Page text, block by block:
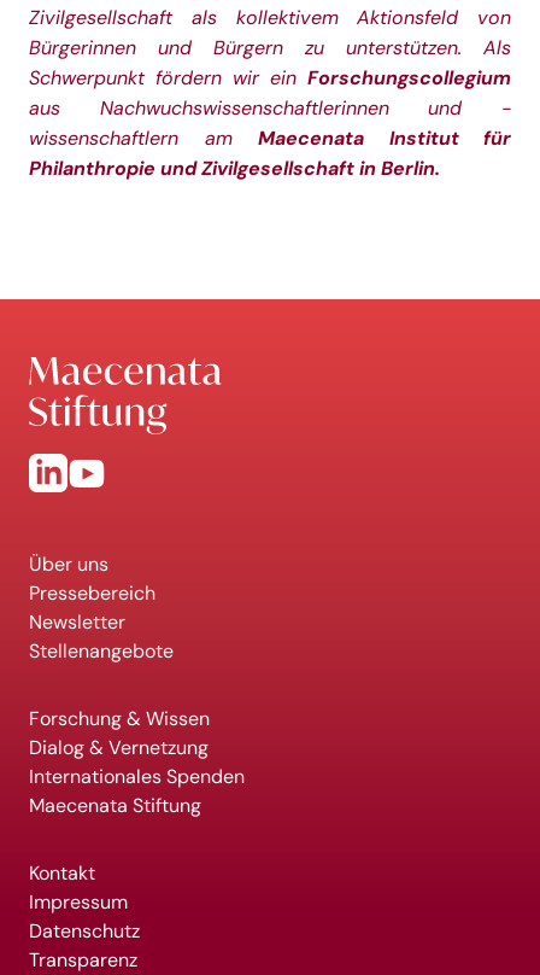
Zivilgesellschaft als kollektivem Aktionsfeld von
Bürgerinnen und Bürgern zu unterstützen. Als
Schwerpunkt fördern wir ein Forschungscollegium
aus Nachwuchswissenschaftlerinnen und -
wissenschaftlern am Maecenata Institut für
Philanthropie undZivilgesellschaft in Berlin.
Über uns
Pressebereich
Newsletter
Stellenangebote
Forschung & Wissen
Dialog & Vernetzung
Internationales Spenden
Maecenata Stiftung
Kontakt
Impressum
Datenschutz
Transparenz